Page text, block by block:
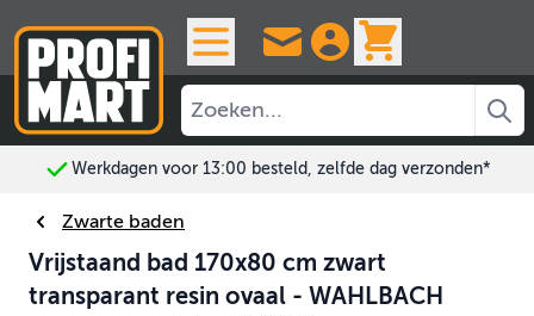
Werkdagen voor 13:00 besteld, zelfde dag verzonden*
Zwarte baden
Vrijstaand bad 170x80 cm zwart
transparant resin ovaal - WAHLBACH